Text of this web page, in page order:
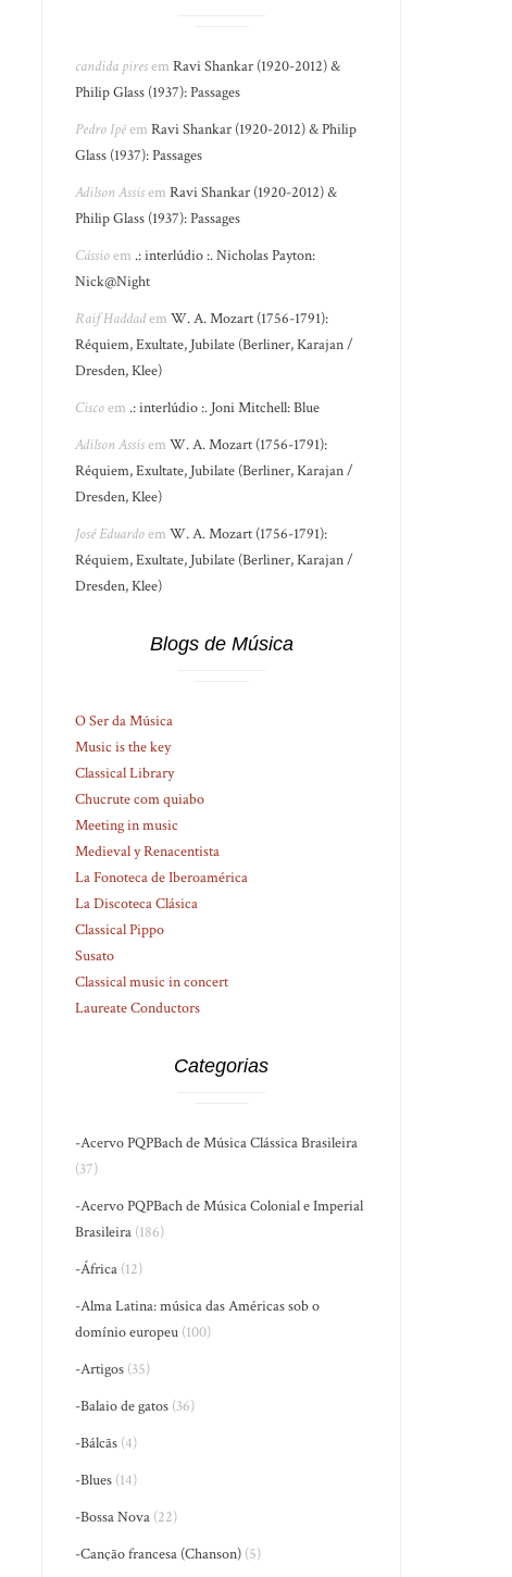
candida piresemRavi Shankar (1920-2012) &
Philip Glass (1937): Passages
Pedro IpêemRavi Shankar (1920-2012) & Philip
Glass (1937): Passages
Adilson AssisemRavi Shankar (1920-2012) &
Philip Glass (1937): Passages
Cássioem .: interlúdio :. Nicholas Payton:
Nick@Night
Raif HaddademW. A. Mozart (1756-1791):
Réquiem, Exultate, Jubilate (Berliner, Karajan /
Dresden, Klee)
Ciscoem .: interlúdio :. Joni Mitchell: Blue
Adilson AssisemW. A. Mozart (1756-1791):
Réquiem, Exultate, Jubilate (Berliner, Karajan /
Dresden, Klee)
José EduardoemW. A. Mozart (1756-1791):
Réquiem, Exultate, Jubilate (Berliner, Karajan /
Dresden, Klee)
Blogs de Música
O Ser da Música
Music is the key
Classical Library
Chucrute com quiabo
Meeting in music
Medieval y Renacentista
La Fonoteca de Iberoamérica
La Discoteca Clásica
Classical Pippo
Susato
Classical music in concert
Laureate Conductors
Categorias
-Acervo PQPBach de Música Clássica Brasileira
(37)
-Acervo PQPBach de Música Colonial e Imperial
Brasileira (186)
-África (12)
-Alma Latina: música das Américas sob o
domínio europeu (100)
-Artigos (35)
-Balaio de gatos (36)
-Bálcãs (4)
-Blues (14)
-Bossa Nova (22)
-Canção francesa (Chanson) (5)